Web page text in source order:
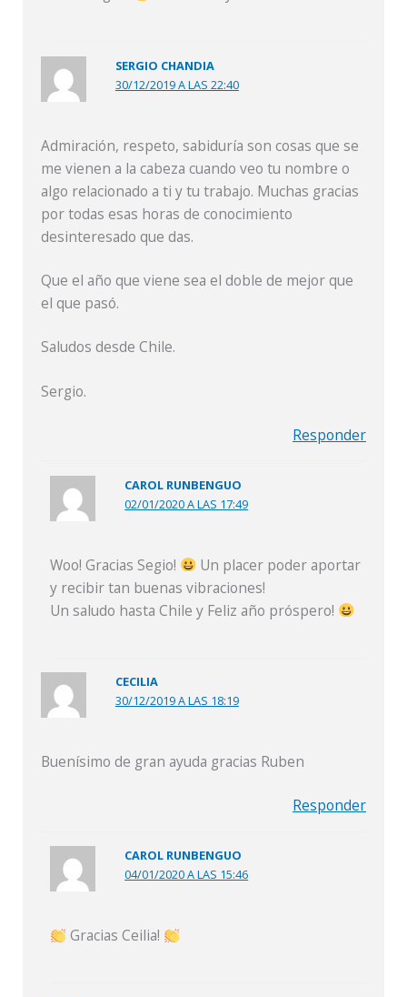
SERGIO CHANDIA
30/12/2019 A LAS 22:40
Admiración, respeto, sabiduría son cosas que se
me vienen a la cabeza cuando veo tu nombre o
algo relacionado a ti y tu trabajo. Muchas gracias
por todas esas horas de conocimiento
desinteresado que das.
Que el año que viene sea el doble de mejor que
el que pasó.
Saludos desde Chile.
Sergio.
Responder
CAROL RUNBENGUO
02/01/2020 A LAS 17:49
Woo! Gracias Segio!
Un placer poder aportar
y recibir tan buenas vibraciones!
Un saludo hasta Chile y Feliz año próspero!
CECILIA
30/12/2019 A LAS 18:19
Buenísimo de gran ayuda gracias Ruben
Responder
CAROL RUNBENGUO
04/01/2020 A LAS 15:46
Gracias Ceilia!